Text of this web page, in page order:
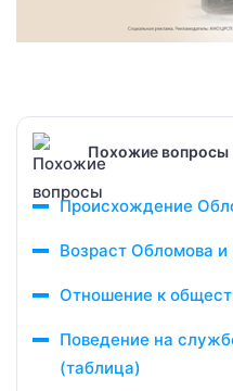
Похожие вопросы
Происхождение
Возраст Обломова
Отношение к
Поведение на
(таблица)